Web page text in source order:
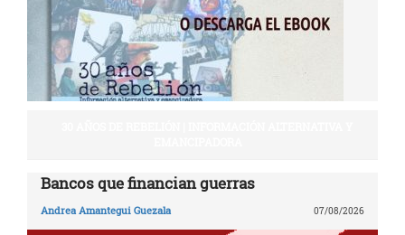
Bancos que financian guerras
Andrea Amantegui Guezala 07/08/2026